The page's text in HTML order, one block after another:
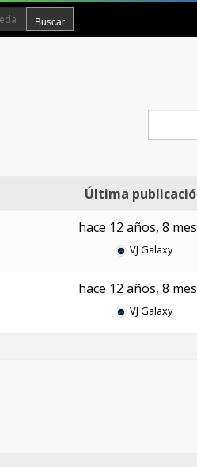
Última
hace 12 años, 8
VJ Galaxy
hace 12 años, 8
VJ Galaxy